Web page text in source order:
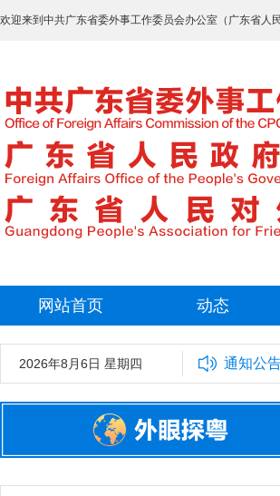
欢迎来到中共广东省委外事工作委员会办公室（广东省人
网站首页 动态
2026年8月6日 星期四 通知公
2025年拟录用工作人员名单公示 广东省